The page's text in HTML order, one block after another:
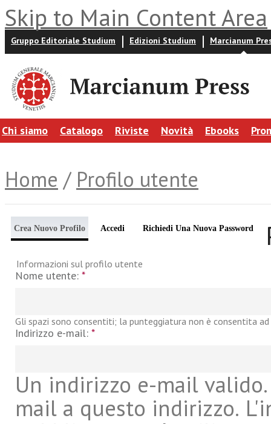
Skip to Main Content Area
Gruppo Editoriale Studium Edizioni Studium Marcianum
Chi siamo Catalogo Riviste Novità Ebooks
Home / Profilo utente
Crea Nuovo Profilo Accedi Richiedi Una Nuova Password
Informazioni sul profilo utente
Nome utente: *
Gli spazi sono consentiti; la punteggiatura non è consentita
Indirizzo e-mail: *
Un indirizzo e-mail
mail a questo indirizzo.